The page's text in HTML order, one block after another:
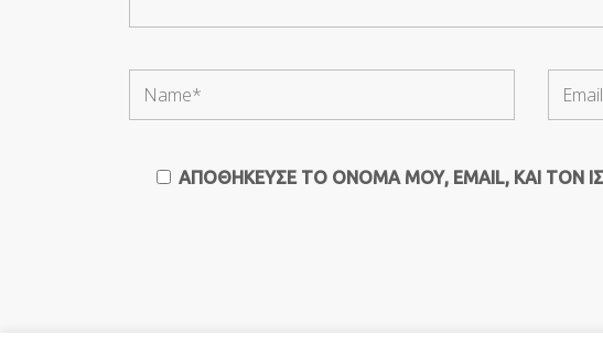
ΑΠΟΘΉΚΕΥΣΕ ΤΟ ΌΝΟΜΆ ΜΟΥ, EMAIL, ΚΑΙ ΤΟΝ